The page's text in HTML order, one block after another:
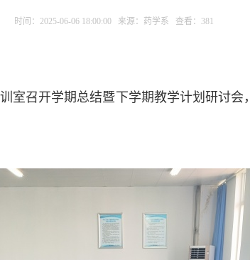
时间：2025-06-06 18:00:00 来源：药学系 查看： 381
室召开学期总结暨下学期教学计划研讨